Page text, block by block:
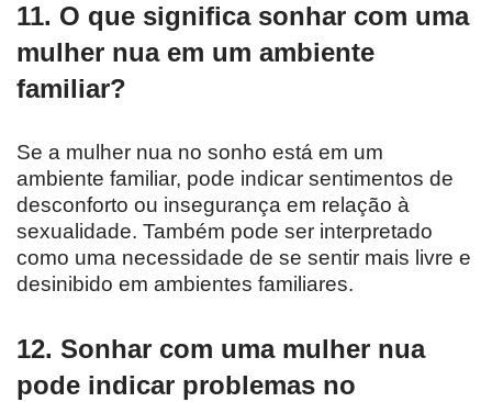
11. O que significa sonhar com uma
mulher nua em um ambiente
familiar?
Se a mulher nua no sonho está em um
ambiente familiar, pode indicar sentimentos de
desconforto ou insegurança em relação à
sexualidade. Também pode ser interpretado
como uma necessidade de se sentir mais livre e
desinibido em ambientes familiares.
12. Sonhar com uma mulher nua
pode indicar problemas no